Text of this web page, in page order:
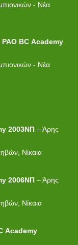
- Νέα
PAO BC Academy
- Νέα
2003ΝΠ – Άρης
Νίκαια
2006ΝΠ – Άρης
Νίκαια
Academy